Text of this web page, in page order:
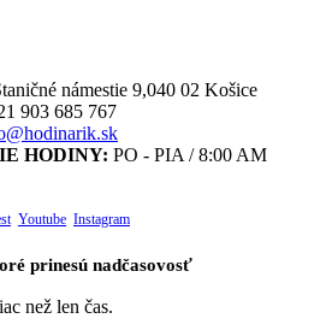
námestie 9,040 02 Košice
903 685 767
HODINY: PO - PIA / 8:00 AM
Youtube Instagram
prinesú nadčasovosť
než len čas.